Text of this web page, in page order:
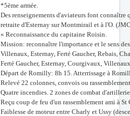
*5ème armée.
Des renseignements d'aviateurs font connaître
retraite d'Esternay sur Montmirail et à l'O.
« Reconnaissance du capitaine Roisin.
Mission: reconnaître l'importance et le sens
Villenaux, Esternay, Ferté Gaucher, Rebais,
Ferté Gaucher, Esternay, Courgivaux,
Départ de Romilly: 8h 15. Atterrissage à
Relevé 22 colonnes, convois ou
Quatre incendies. 2 zones de combat
Reçu coup de feu d'un rassemblement ami à St
Faiblesse de moteur entre Charly et Ussy